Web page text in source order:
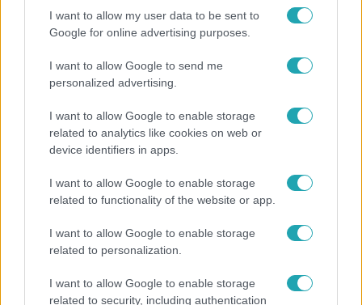
I want to allow my user data to be sent to
Google for online advertising purposes.
I want to allow Google to send me
personalized advertising.
I want to allow Google to enable storage
related to analytics like cookies on web or
device identifiers in apps.
I want to allow Google to enable storage
related to functionality of the website or app.
I want to allow Google to enable storage
related to personalization.
I want to allow Google to enable storage
related to security, including authentication
Népszerű